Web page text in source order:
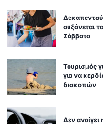
αυξάνεται
Σάββατο
Τουρισμός
για να
διακοπών
Δεν ανοίγει